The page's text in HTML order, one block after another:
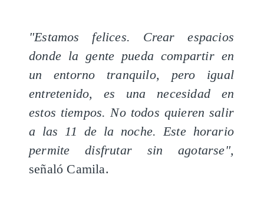
"Estamos felices. Crear espacios
donde la gente pueda compartir en
un entorno tranquilo, pero igual
entretenido, es una necesidad en
estos tiempos. No todos quieren salir
a las 11 de la noche. Este horario
permite disfrutar sin agotarse",
señaló Camila.